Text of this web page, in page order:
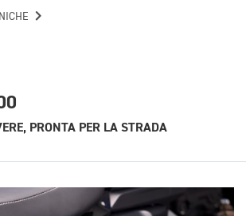
PRONTA PER LA STRADA